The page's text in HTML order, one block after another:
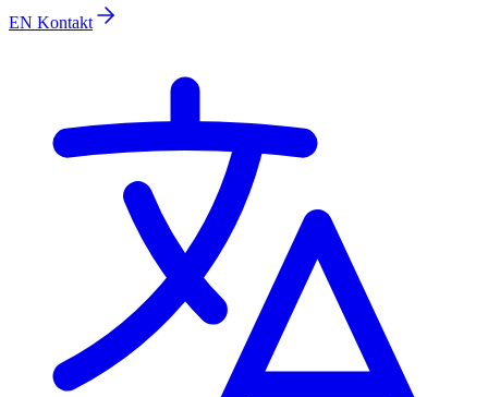
EN Kontakt